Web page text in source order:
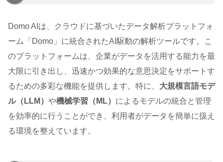
Domo AIは、クラウドに基づいたデータ解析プラットフォ
ーム「Domo」に統合されたAI駆動の解析ツールです。こ
のプラットフォームは、企業がデータを活用する能力を最
大限に引き出し、迅速かつ効果的な意思決定をサポートす
るための多彩な機能を提供します。特に、 大規模言語モデ
ル（LLM） や機械学習（ML） によるモデルの統合と管理
を効率的に行うことができ、利用者がデータを簡単に扱え
る環境を整えています。